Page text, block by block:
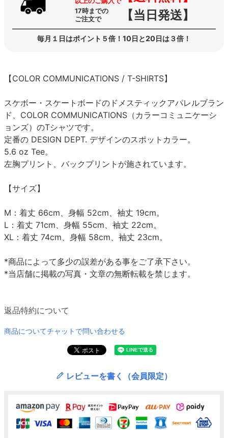
17時までの
ご注文で
【当日発送】
毎月１日はポイント５倍！10日と20日は３倍！
【COLOR COMMUNICATIONS / T-SHIRTS】
スケボー・スケートボードのドメスティックアパレルブラン
ド、COLOR COMMUNICATIONS（カラーコミュニケーシ
ョンズ）のTシャツです。
定番の DESIGN DEPT. デザインのスポットカラー。
5.6 oz Tee。
左胸プリント、バックプリントが施されています。
【サイズ】
M：着丈 66cm、身幅 52cm、袖丈 19cm。
L：着丈 71cm、身幅 55cm、袖丈 22cm。
XL：着丈 74cm、身幅 58cm、袖丈 23cm。
*商品によって多少の誤差がある事をご了承下さい。
*当店舗に掲載の写真・文章の無断転載を禁じます。
返品特約について
商品についてチャットで問い合わせる
レビューを書く（会員限定）